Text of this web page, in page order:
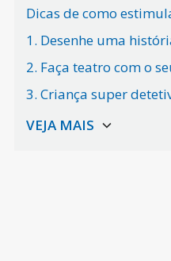
Dicas de como
1. Desenhe uma
2. Faça teatro com o
3. Criança super